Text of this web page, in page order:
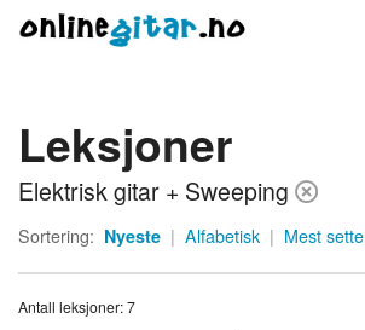
Meny
Logg inn
Kontakt oss
Leksjoner
Elektrisk gitar + Sweeping
Sortering: Nyeste | Alfabetisk | Mest sette
Antall leksjoner: 7